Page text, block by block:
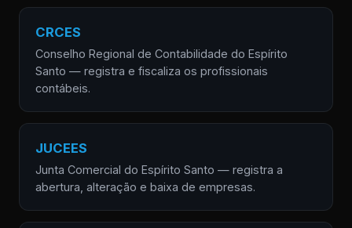
CRCES
Conselho Regional de Contabilidade do Espírito
Santo — registra e fiscaliza os profissionais
contábeis.
JUCEES
Junta Comercial do Espírito Santo — registra a
abertura, alteração e baixa de empresas.